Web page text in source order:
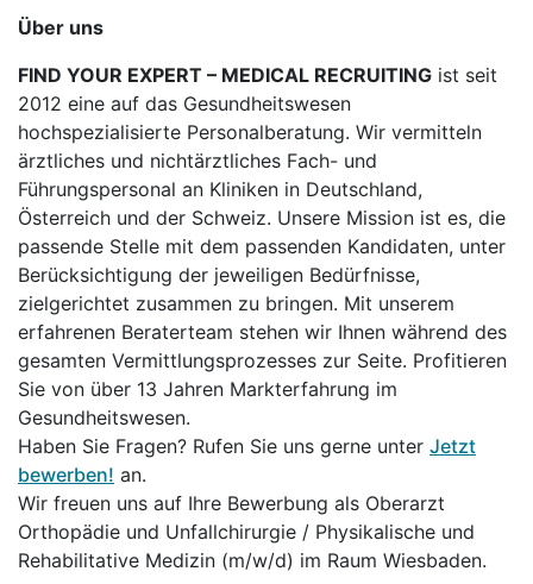
Über uns
FIND YOUR EXPERT – MEDICAL RECRUITING ist seit
2012 eine auf das Gesundheitswesen
hochspezialisierte Personalberatung. Wir vermitteln
ärztliches und nichtärztliches Fach- und
Führungspersonal an Kliniken in Deutschland,
Österreich und der Schweiz. Unsere Mission ist es, die
passende Stelle mit dem passenden Kandidaten, unter
Berücksichtigung der jeweiligen Bedürfnisse,
zielgerichtet zusammen zu bringen. Mit unserem
erfahrenen Beraterteam stehen wir Ihnen während des
gesamten Vermittlungsprozesses zur Seite. Profitieren
Sie von über 13 Jahren Markterfahrung im
Gesundheitswesen.
Haben Sie Fragen? Rufen Sie uns gerne unter Jetzt
bewerben! an.
Wir freuen uns auf Ihre Bewerbung als Oberarzt
Orthopädie und Unfallchirurgie / Physikalische und
Rehabilitative Medizin (m/w/d) im Raum Wiesbaden.